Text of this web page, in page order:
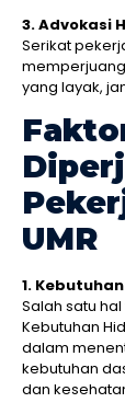
3. Advokasi
Serikat
yang layak,
UMR
1.
Salah satu
Kebutuhan
dalam
kebutuhan
dan